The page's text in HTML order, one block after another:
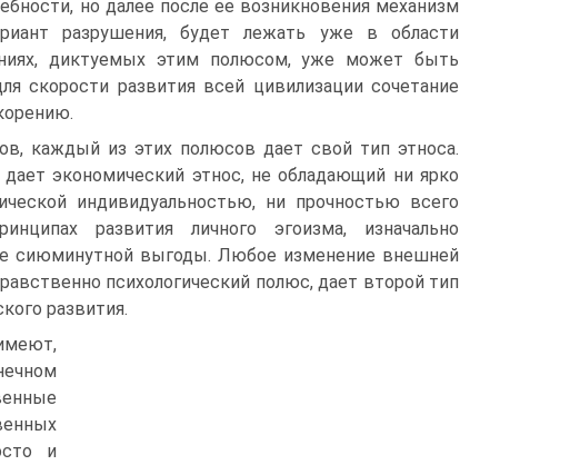
но далее после ее возникновения механизм
разрушения, будет лежать уже в области
диктуемых этим полюсом, уже может быть
скорости развития всей цивилизации сочетание
каждый из этих полюсов дает свой тип этноса.
экономический этнос, не обладающий ни ярко
индивидуальностью, ни прочностью всего
развития личного эгоизма, изначально
сиюминутной выгоды. Любое изменение внешней
психологический полюс, дает второй тип
развития.
и